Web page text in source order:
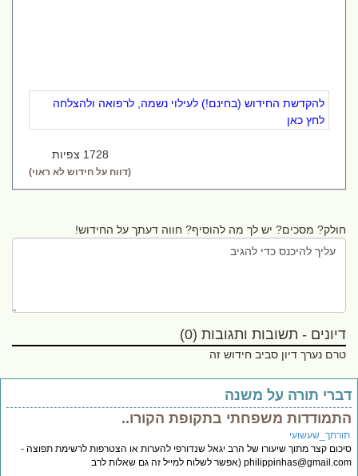
להקדשת החידוש (בחינם!) לעילוי נשמה, לרפואה ולהצלחה
לחץ כאן
1728 צפיות
(דווח על חידוש לא ראוי)
חולק? מסכים? יש לך מה להוסיף? חווה דעתך על החידוש!
דיונים - תשובות ותגובות (0)
טרם נערך דיון סביב חידוש זה
תורה על משנה
משפחתי בתקופת הקורו..
קצר מתוך שיעורו של הרב יגאל שנדורפי להערות או הצטרפות לרשימת תפוצה -
(אפשר לשלוח למייל זה גם שאלות לרב